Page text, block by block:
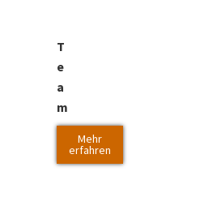
T
e
a
m
Mehr
erfahren